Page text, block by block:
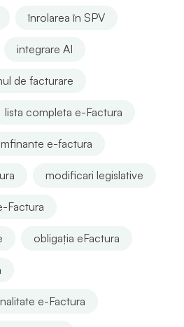
înrolarea în SPV
integrare AI
de facturare
lista completa e-Factura
mfinante e-factura
modificari legislative
Factura
obligația eFactura
e-Factura